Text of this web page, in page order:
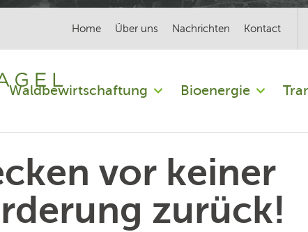
Home Über uns Nachrichten Kontact
Waldbewirtschaftung Bioenergie
vor keiner
zurück!